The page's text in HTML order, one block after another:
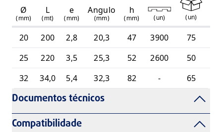
Ø
(mm)
L
(mt)
e
(mm)
Angulo
(mm)
h
(mm) (un) (un)
20 200 2,8 20,3 47 3900 75
25
220 3,5 25,3 52 2600 50
32
34,0 5,4 32,3 82 - 65
Documentos técnicos
Compatibilidade